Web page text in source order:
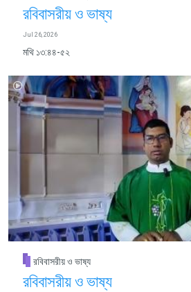
রবিবাসরীয় ও ভাষ্য
Jul 26, 2026
মথি ১৩:৪৪-৫২
রবিবাসরীয় ও ভাষ্য
রবিবাসরীয় ও ভাষ্য